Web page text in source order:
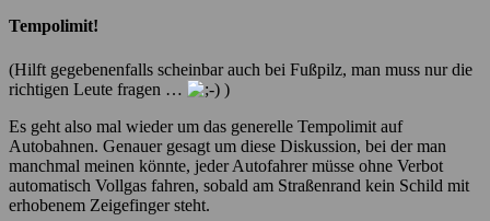
Tempolimit!
(Hilft gegebenenfalls scheinbar auch bei Fußpilz, man muss nur die
richtigen Leute fragen …
)
Es geht also mal wieder um das generelle Tempolimit auf
Autobahnen. Genauer gesagt um diese Diskussion, bei der man
manchmal meinen könnte, jeder Autofahrer müsse ohne Verbot
automatisch Vollgas fahren, sobald am Straßenrand kein Schild mit
erhobenem Zeigefinger steht.